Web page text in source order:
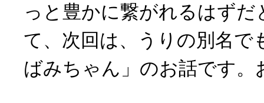
っと豊かに繋がれるはずだ
て、次回は、うりの別名で
ばみちゃん」のお話です。